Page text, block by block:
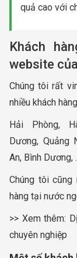
quả cao với
Khách
website
Chúng tôi rất
nhiều khách
Hải Phòng,
Dương, Quảng
An, Bình Dương,
Chúng tôi
hàng tại nước
>> Xem thêm:
chuyên nghiệp